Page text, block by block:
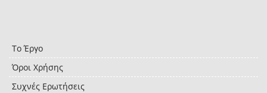
Το Έργο
Όροι Χρήσης
Συχνές Ερωτήσεις